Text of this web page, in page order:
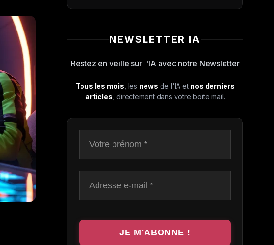
NEWSLETTER IA
Restez en veille sur l'IA avec notre Newsletter
Tous les mois , les news de l'IA et nos derniers
articles , directement dans votre boite mail.